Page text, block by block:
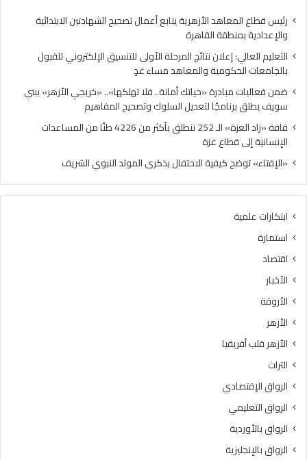
غدٍ رئيس قطاع المعاهد الأزهرية يتابع أعمال تصحيح الشهادتين الابتدائية
والإعدادية بمنطقة القاهرة
التعليم العالي: إعلان نتائج المرحلة الأولى للتنسيق الإلكتروني للقبول
بالجامعات الحكومية والمعاهد مساء غدٍ
ضمن فعاليات مبادرة «حياتك أمانة.. فلا تهلكها».. «خريجي الأزهر» ببني
سويف يطلق برنامجًا لتعديل السلوك وتصحيح المفاهيم
قافة «زاد العزة» الـ 252 تنطلق بأكثر من 4226 طنًا من المساعدات
الإنسانية إلى قطاع غزة
«الإفتاء» توضح كيفية الاحتفال بذكرى المولد النبوي الشريف
ابتكارات علمية
استمارة
اقتصاد
الأخبار
الأروقة
الأزهر
الأزهر قلب أفريقيا
التراث
الرواق الإقتصادي
الرواق التعليمي
الرواق بالأوردية
الرواق بالإنجليزية